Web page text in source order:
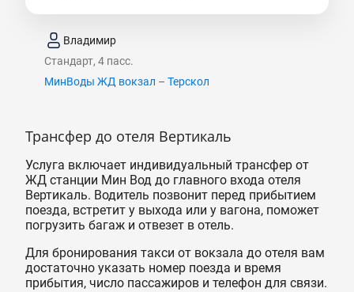
Владимир
Стандарт, 4 пасс.
МинВоды ЖД вокзал – Терскол
Трансфер до отеля Вертикаль
Услуга включает индивидуальный трансфер от
ЖД станции Мин Вод до главного входа отеля
Вертикаль. Водитель позвонит перед прибытием
поезда, встретит у выхода или у вагона, поможет
погрузить багаж и отвезет в отель.
Для бронирования такси от вокзала до отеля вам
достаточно указать номер поезда и время
прибытия, число пассажиров и телефон для связи.